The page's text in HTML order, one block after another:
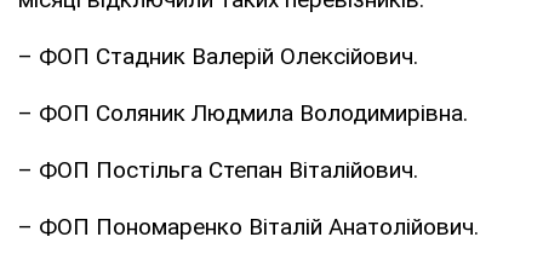
– ФОП Стадник Валерій Олексійович.
– ФОП Соляник Людмила Володимирівна.
– ФОП Постільга Степан Віталійович.
– ФОП Пономаренко Віталій Анатолійович.